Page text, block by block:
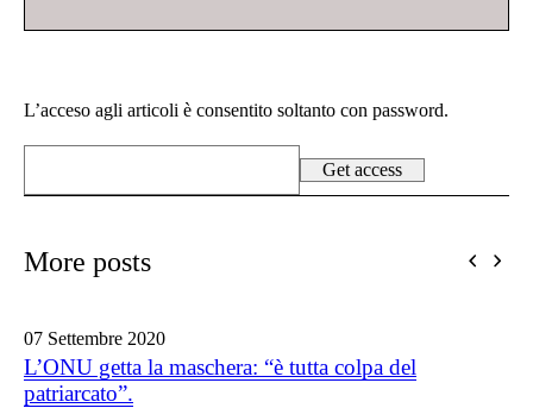
L’acceso agli articoli è consentito soltanto con password.
More posts
07 Settembre 2020
L’ONU getta la maschera: “è tutta colpa del
patriarcato”.